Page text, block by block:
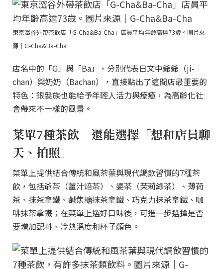
東京澀谷外帶茶飲店「G-Cha&Ba-Cha」店員平均年齡高達73歲。圖片來
源｜G-Cha&Ba-Cha
店名中的「G」與「Ba」，分別代表日文中爺爺（ji-
chan）與奶奶（Bachan），直接點出了這間店最重要的
特色：銀髮族也能給予年輕人活力與療癒，為高齡化社
會帶來不一樣的風景。
菜單7種茶飲 還能選擇「想和店員聊
天、拍照」
菜單上提供結合傳統和風茶葉與現代調飲習慣的7種茶
飲，包括爺茶（薑汁焙茶）、婆茶（茉莉綠茶）、薄荷
茶、抹茶拿鐵、鹹焦糖抹茶拿鐵、巧克力抹茶拿鐵、咖
啡抹茶拿鐵；在菜單上選好口味後，可進一步選擇是否
要增加配料、冷熱溫度和杯子顏色。